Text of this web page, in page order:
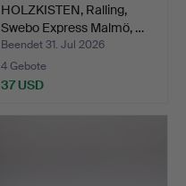
HOLZKISTEN, Ralling,
Swebo Express Malmö, …
Beendet 31. Jul 2026
4 Gebote
37 USD